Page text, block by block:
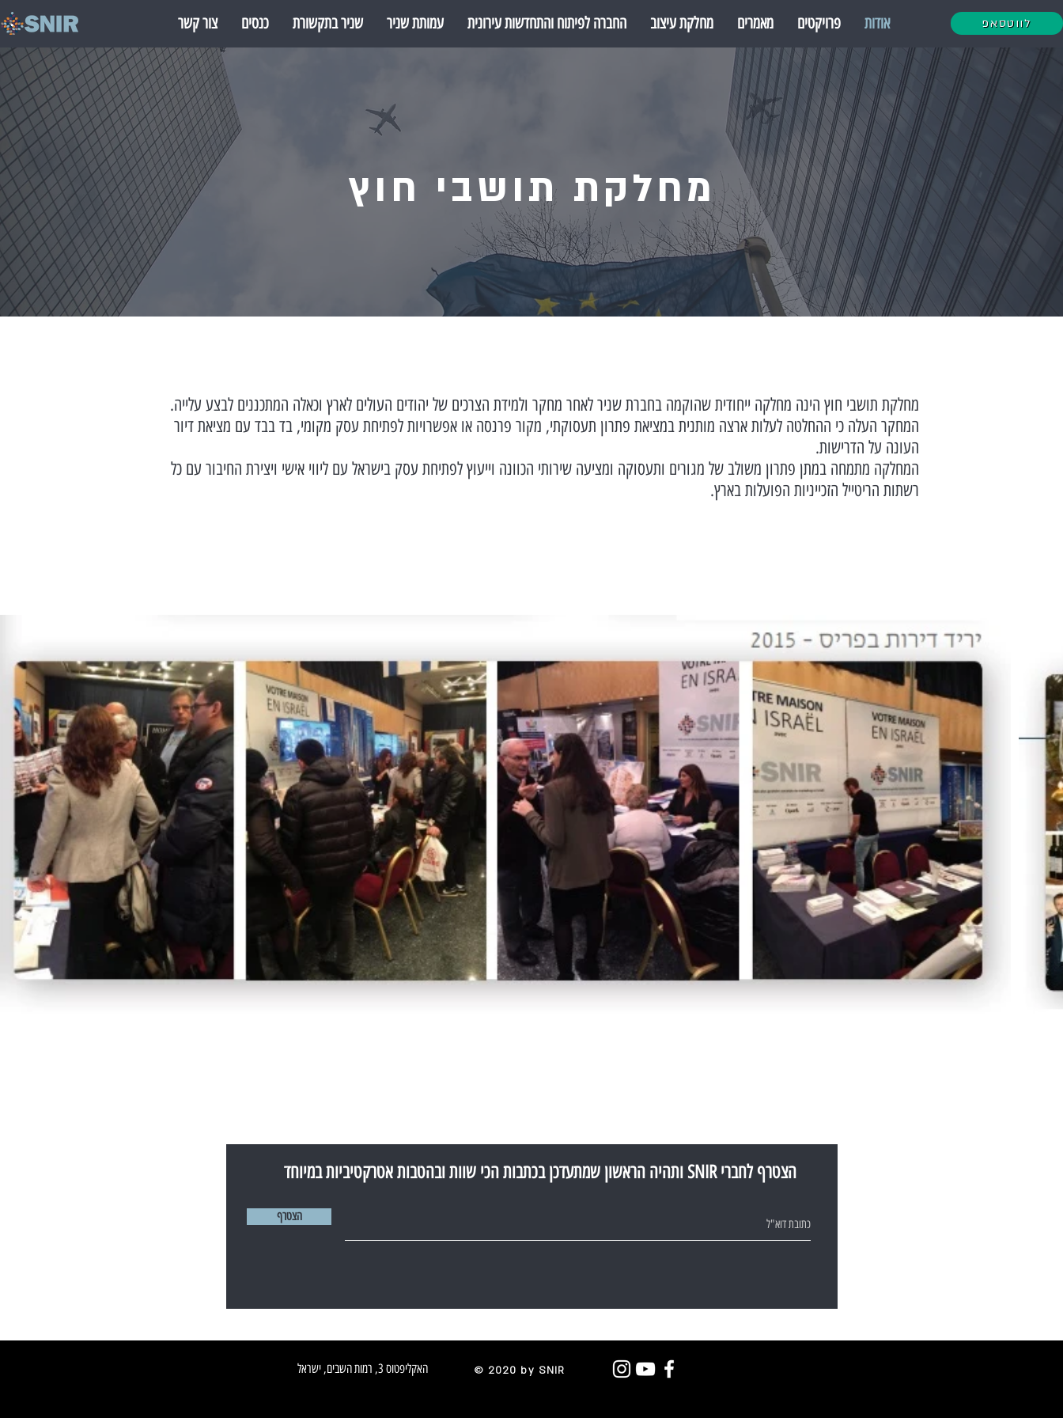
אודות פרויקטים מאמרים מחלקת עיצוב החברה לפיתוח והתחדשות עירונית עמותת שניר שניר בתקשורת כנסים צור קשר לווטסאפ
מחלקת תושבי חוץ
מחלקת תושבי חוץ הינה מחלקה ייחודית שהוקמה בחברת שניר לאחר מחקר ולמידת הצרכים של יהודים העולים לארץ וכאלה המתכננים לבצע עלייה.
המחקר העלה כי ההחלטה לעלות ארצה מותנית במציאת פתרון תעסוקתי, מקור פרנסה או אפשרויות לפתיחת עסק מקומי, בד בבד עם מציאת דיור
העונה על הדרישות.
המחלקה מתמחה במתן פתרון משולב של מגורים ותעסוקה ומציעה שירותי הכוונה וייעוץ לפתיחת עסק בישראל עם ליווי אישי ויצירת החיבור עם כל
רשתות הריטייל הזכייניות הפועלות בארץ.
הצטרף לחברי SNIR ותהיה הראשון שמתעדכן בכתבות הכי שוות ובהטבות אטרקטיביות במיוחד
הצטרף
© 2020 by SNIR האקליפטוס 3, רמות השבים, ישראל